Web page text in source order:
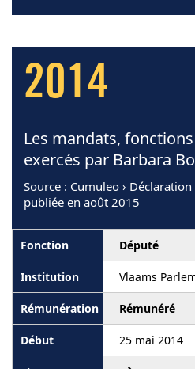
2014
Les mandats,
exercés par Barbara
Source : Cumuleo ›
publiée en août 2015
Député
Vlaams
Rémunéré
25 mai 2014